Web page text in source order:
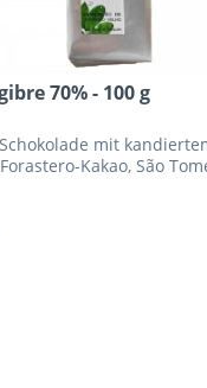
70% - 100 g
mit
Kakao, São